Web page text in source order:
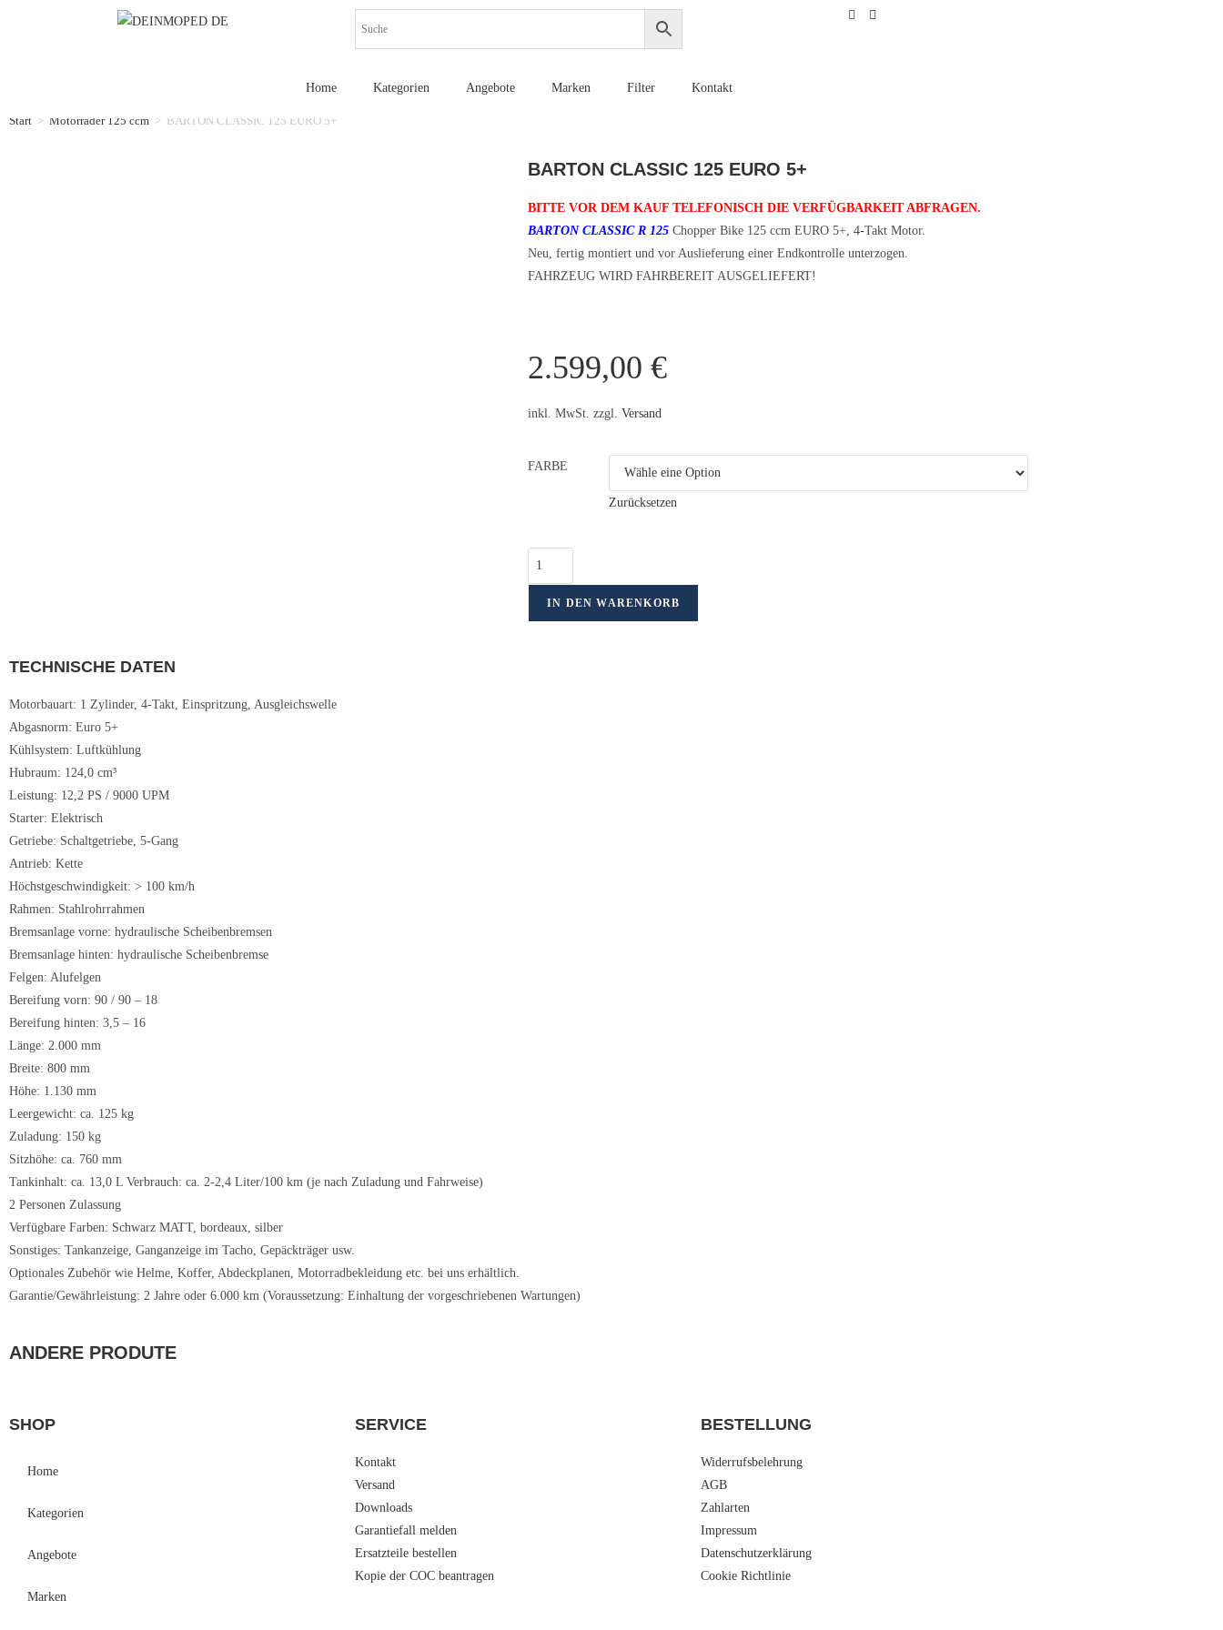
Home Kategorien Angebote Marken Filter Kontakt
Start > Motorräder 125 ccm > BARTON CLASSIC 125 EURO 5+
BARTON CLASSIC 125 EURO 5+
BITTE VOR DEM KAUF TELEFONISCH DIE VERFÜGBARKEIT ABFRAGEN.
BARTON CLASSIC R 125 Chopper Bike 125 ccm EURO 5+, 4-Takt Motor.
Neu, fertig montiert und vor Auslieferung einer Endkontrolle unterzogen.
FAHRZEUG WIRD FAHRBEREIT AUSGELIEFERT!
2.599,00 €
inkl. MwSt. zzgl. Versand
FARBE
Zurücksetzen
IN DEN WARENKORB
TECHNISCHE DATEN
Motorbauart: 1 Zylinder, 4-Takt, Einspritzung, Ausgleichswelle
Abgasnorm: Euro 5+
Kühlsystem: Luftkühlung
Hubraum: 124,0 cm³
Leistung: 12,2 PS / 9000 UPM
Starter: Elektrisch
Getriebe: Schaltgetriebe, 5-Gang
Antrieb: Kette
Höchstgeschwindigkeit: > 100 km/h
Rahmen: Stahlrohrrahmen
Bremsanlage vorne: hydraulische Scheibenbremsen
Bremsanlage hinten: hydraulische Scheibenbremse
Felgen: Alufelgen
Bereifung vorn: 90 / 90 – 18
Bereifung hinten: 3,5 – 16
Länge: 2.000 mm
Breite: 800 mm
Höhe: 1.130 mm
Leergewicht: ca. 125 kg
Zuladung: 150 kg
Sitzhöhe: ca. 760 mm
Tankinhalt: ca. 13,0 L Verbrauch: ca. 2-2,4 Liter/100 km (je nach Zuladung und Fahrweise)
2 Personen Zulassung
Verfügbare Farben: Schwarz MATT, bordeaux, silber
Sonstiges: Tankanzeige, Ganganzeige im Tacho, Gepäckträger usw.
Optionales Zubehör wie Helme, Koffer, Abdeckplanen, Motorradbekleidung etc. bei uns erhältlich.
Garantie/Gewährleistung: 2 Jahre oder 6.000 km (Voraussetzung: Einhaltung der vorgeschriebenen Wartungen)
ANDERE PRODUTE
SHOP
Home
Kategorien
Angebote
Marken
SERVICE
Kontakt
Versand
Downloads
Garantiefall melden
Ersatzteile bestellen
Kopie der COC beantragen
BESTELLUNG
Widerrufsbelehrung
AGB
Zahlarten
Impressum
Datenschutzerklärung
Cookie Richtlinie